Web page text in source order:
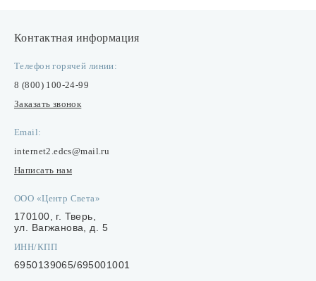
Контактная информация
Телефон горячей линии:
8 (800) 100-24-99
Заказать звонок
Email:
internet2.edcs@mail.ru
Написать нам
ООО «Центр Света»
170100, г. Тверь,
ул. Вагжанова, д. 5
ИНН/КПП
6950139065/695001001